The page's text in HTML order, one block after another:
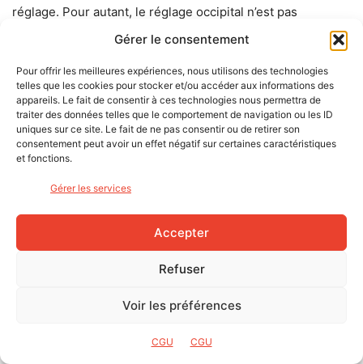
Gérer le consentement
Pour offrir les meilleures expériences, nous utilisons des technologies
telles que les cookies pour stocker et/ou accéder aux informations des
appareils. Le fait de consentir à ces technologies nous permettra de
traiter des données telles que le comportement de navigation ou les ID
uniques sur ce site. Le fait de ne pas consentir ou de retirer son
consentement peut avoir un effet négatif sur certaines caractéristiques
et fonctions.
Gérer les services
Accepter
Refuser
Voir les préférences
CGU CGU
réglage. Pour autant, le réglage occipital n’est pas
ajustable en hauteur, ce qui est regrettable. Confirmé par
des amis me suivant, l’éclairage arrière est très lumineux,
et apporte selon eux un supplément de visibilité
impressionnant :